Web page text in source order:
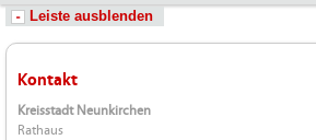
Leiste ausblenden
Kontakt
Kreisstadt Neunkirchen
Rathaus